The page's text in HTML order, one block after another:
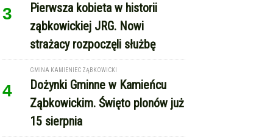
3
Pierwsza kobieta w historii
ząbkowickiej JRG. Nowi
strażacy rozpoczęli służbę
4
GMINA KAMIENIEC ZĄBKOWICKI
Dożynki Gminne w Kamieńcu
Ząbkowickim. Święto plonów już
15 sierpnia